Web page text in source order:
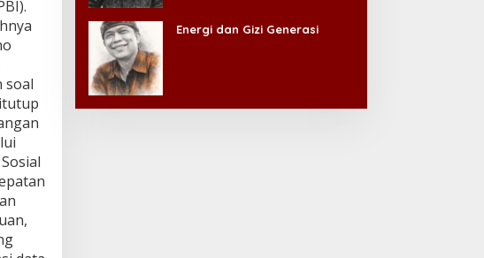
soal
Energi dan Gizi Generasi